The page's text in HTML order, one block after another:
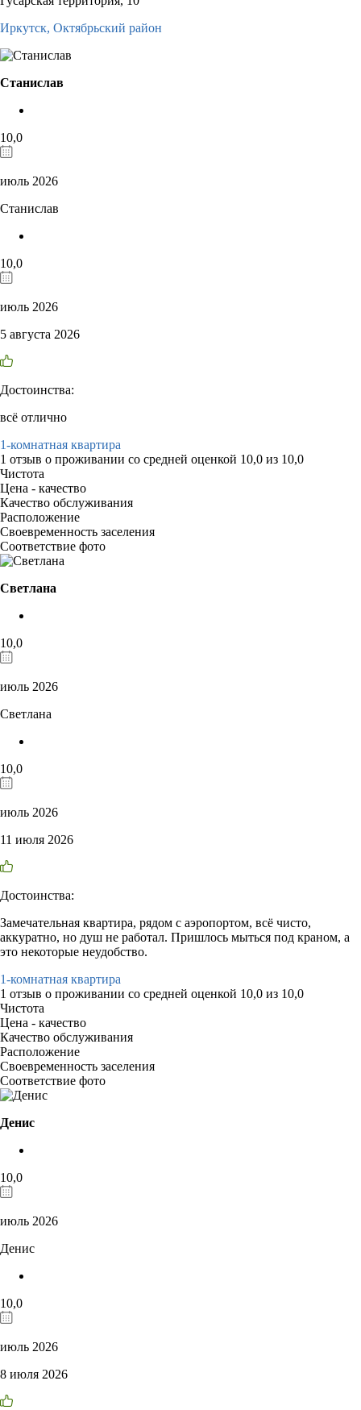
Иркутск, Октябрьский район
Станислав
10,0
июль 2026
Станислав
10,0
июль 2026
5 августа 2026
Достоинства:
всё отлично
1-комнатная квартира
1 отзыв о проживании со средней оценкой 10,0 из 10,0
Чистота
Цена - качество
Качество обслуживания
Расположение
Своевременность заселения
Соответствие фото
Светлана
10,0
июль 2026
Светлана
10,0
июль 2026
11 июля 2026
Достоинства:
Замечательная квартира, рядом с аэропортом, всё чисто,
аккуратно, но душ не работал. Пришлось мыться под краном, а
это некоторые неудобство.
1-комнатная квартира
1 отзыв о проживании со средней оценкой 10,0 из 10,0
Чистота
Цена - качество
Качество обслуживания
Расположение
Своевременность заселения
Соответствие фото
Денис
10,0
июль 2026
Денис
10,0
июль 2026
8 июля 2026